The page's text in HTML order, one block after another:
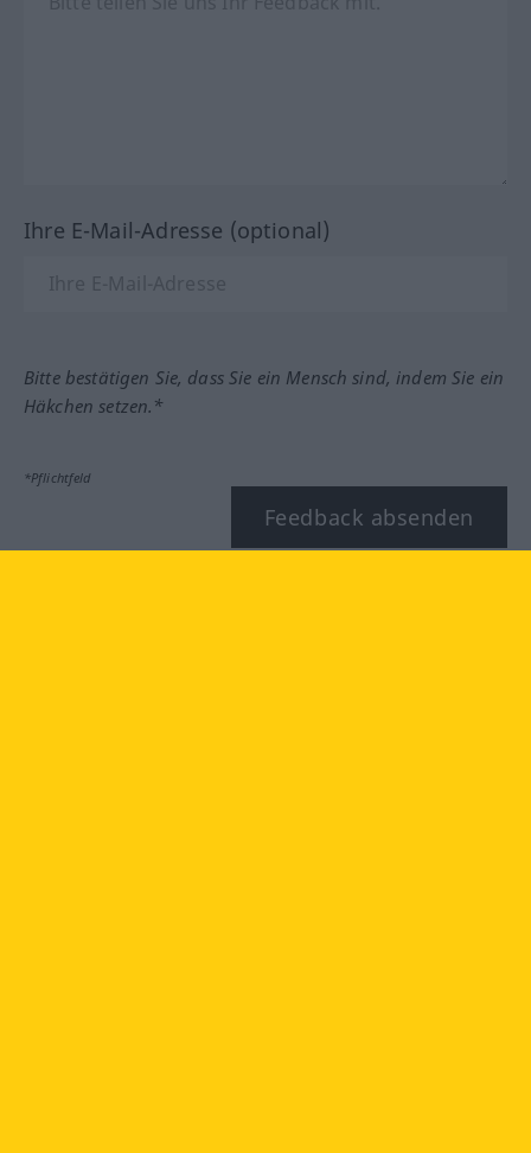
Ihre E-Mail-Adresse (optional)
Bitte bestätigen Sie, dass Sie ein Mensch sind, indem Sie ein
Häkchen setzen.*
*Pflichtfeld
Feedback absenden